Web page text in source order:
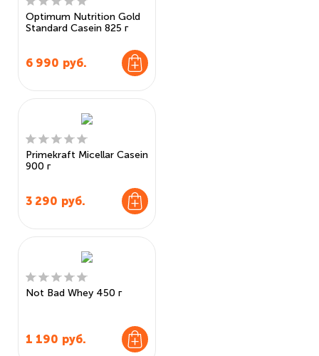
Optimum Nutrition Gold
Standard Casein 825 г
6 990 руб.
Primekraft Micellar Casein
900 г
3 290 руб.
Not Bad Whey 450 г
1 190 руб.